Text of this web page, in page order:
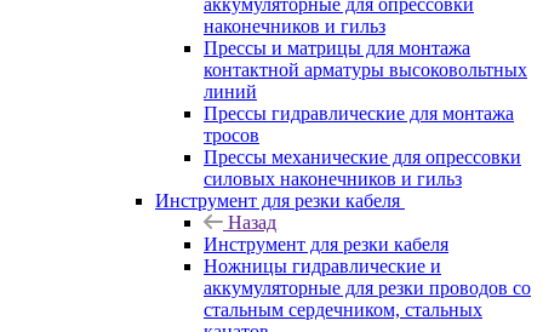
аккумуляторные для опрессовки
наконечников и гильз
Прессы и матрицы для монтажа
контактной арматуры высоковольтных
линий
Прессы гидравлические для монтажа
тросов
Прессы механические для опрессовки
силовых наконечников и гильз
Инструмент для резки кабеля
Назад
Инструмент для резки кабеля
Ножницы гидравлические и
аккумуляторные для резки проводов со
стальным сердечником, стальных